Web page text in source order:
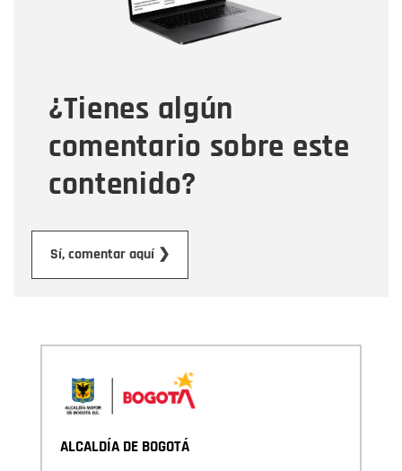
¿Tienes algún
comentario sobre este
contenido?
Sí, comentar aquí ❯
Tipo de comentario
Mensaje
ALCALDÍA DE BOGOTÁ